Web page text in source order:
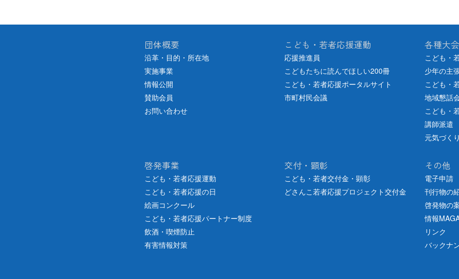
2025.11.1(土) 札幌市民交流センター［創世スクエア内］
2025.10.24
「こどもまんなか」絵画コンクール入賞作品を掲載（小学生の部 中学生の部）
2025.10.20
「こどもまんなか」絵画コンクール2025入賞作品 が決定
2025.09.25
令和７年度 青少年育成運動活性化研究協議会
の参加募集［主催・こども家庭庁］ー終了
2025.08.29
令和7年度 「少年の主張」全道大会結果
2025.08.26
令和７年度 北海道青少年育成大会 LIVE配信のご案内
2025.08.06
令和7年度 北海道青年活動元気づくりプロジェクト「地域活動支援事業」交付対象事
2025.07.18
7月は「青少年の被害・非行防止道民総ぐるみ運動強調月間」
団体概要
沿革・目的・所在地
実施事業
情報公開
賛助会員
お問い合わせ
こども・若者応援運動
応援推進員
こどもたちに読んでほしい200冊
こども・若者応援ポータルサイト
市町村民会議
各種大
こども・
少年の主
こども・
地域懇話
こども・
講師派遣
元気づく
啓発事業
こども・若者応援運動
こども・若者応援の日
絵画コンクール
こども・若者応援パートナー制度
飲酒・喫煙防止
有害情報対策
交付・顕彰
こども・若者交付金・顕彰
どさんこ若者応援プロジェクト交付金
その他
電子申請
刊行物の
啓発物の
情報
リンク
バックナ